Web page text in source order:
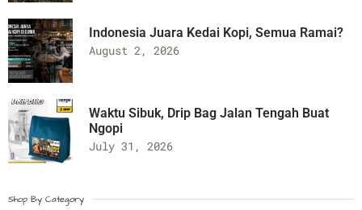
Indonesia Juara Kedai Kopi, Semua Ramai?
August 2, 2026
Waktu Sibuk, Drip Bag Jalan Tengah Buat
Ngopi
July 31, 2026
Shop By Category